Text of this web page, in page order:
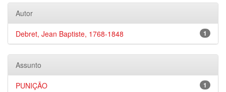
Autor
1
Debret, Jean Baptiste, 1768-1848
Assunto
1
PUNIÇÃO